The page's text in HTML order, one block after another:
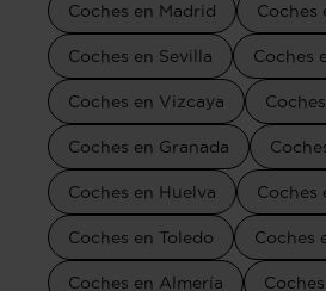
Coches en Madrid Coches
Coches en Sevilla Coches
Coches en Vizcaya
Coches en Granada
Coches en Huelva Coches
Coches en Toledo Coches
Coches en Almería